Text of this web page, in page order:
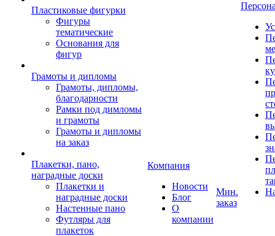
Пластиковые фигурки
Фигуры
тематические
Основания для
фигур
Грамоты и дипломы
Грамоты, дипломы,
благодарности
Рамки под димломы
и грамоты
Грамоты и дипломы
на заказ
Плакетки, пано,
наградные доски
Плакетки и
наградные доски
Настенные пано
Футляры для
плакеток
Компания
Новости
Блог
О
компании
Мин.
заказ